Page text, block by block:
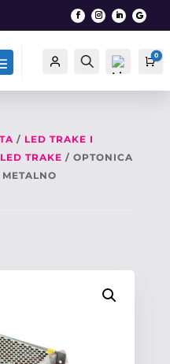
Račun Traži
List
0
/ LED TRAKE I
TRAKE / OPTONICA